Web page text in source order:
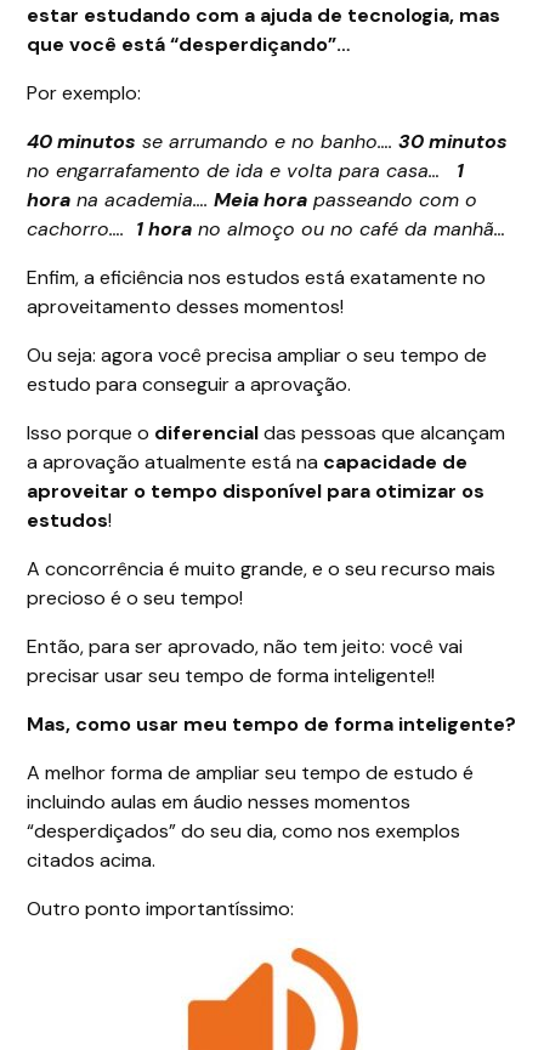
estar estudando com a ajuda de tecnologia, mas
que você está “desperdiçando”…
Por exemplo:
40 minutos se arrumando e no banho….30 minutos
no engarrafamento de ida e volta para casa…
1
hora na academia….Meia hora passeando com o
cachorro…. 1 hora no almoço ou no café da manhã…
Enfim, a eficiência nos estudos está exatamente no
aproveitamento desses momentos!
Ou seja: agora você precisa ampliar o seu tempo de
estudo para conseguir a aprovação.
Isso porque o diferencialdas pessoas que alcançam
a aprovação atualmente está na capacidade de
aproveitar o tempo disponível para otimizar os
estudos!
A concorrência é muito grande, e o seu recurso mais
precioso é o seu tempo!
Então, para ser aprovado, não tem jeito: você vai
precisar usar seu tempo de forma inteligente!!
Mas, como usar meu tempo de forma inteligente?
A melhor forma de ampliar seu tempo de estudo é
incluindo aulas em áudio nesses momentos
“desperdiçados” do seu dia, como nos exemplos
citados acima.
Outro ponto importantíssimo: